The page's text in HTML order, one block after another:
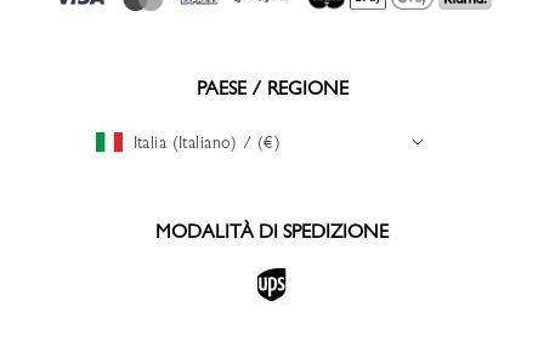
PAESE / REGIONE
Italia (Italiano) / (€)
MODALITÀ DI SPEDIZIONE